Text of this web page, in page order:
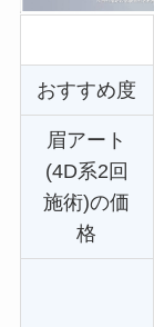
おすすめ度
眉アート
(4D系2回
施術)の価
格